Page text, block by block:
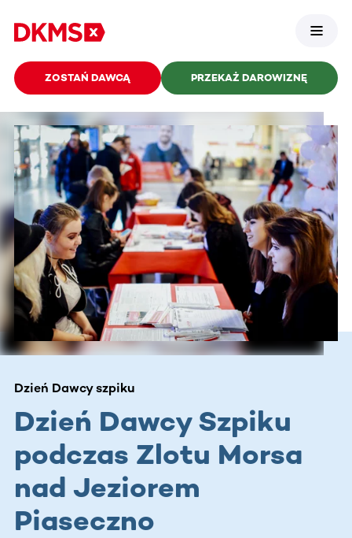
ZOSTAŃ DAWCĄ PRZEKAŻ DAROWIZNĘ
Dzień Dawcy szpiku
Dzień Dawcy Szpiku
podczas Zlotu Morsa
nad Jeziorem
Piaseczno